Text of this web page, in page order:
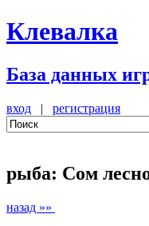
Клевалка
База данных
вход | регистрация
рыба: Сом
назад »»